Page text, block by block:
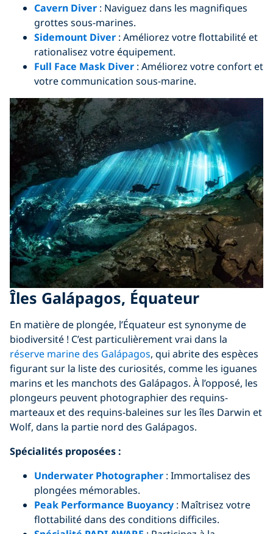
Cavern Diver : Naviguez dans les magnifiques
grottes sous-marines.
Sidemount Diver : Améliorez votre flottabilité et
rationalisez votre équipement.
Full Face Mask Diver : Améliorez votre confort et
votre communication sous-marine.
Îles Galápagos, Équateur
En matière de plongée, l’Équateur est synonyme de
biodiversité ! C’est particulièrement vrai dans la
réserve marine des Galápagos, qui abrite des espèces
figurant sur la liste des curiosités, comme les iguanes
marins et les manchots des Galápagos. À l’opposé, les
plongeurs peuvent photographier des requins-
marteaux et des requins-baleines sur les îles Darwin et
Wolf, dans la partie nord des Galápagos.
Spécialités proposées :
Underwater Photographer : Immortalisez des
plongées mémorables.
Peak Performance Buoyancy : Maîtrisez votre
flottabilité dans des conditions difficiles.